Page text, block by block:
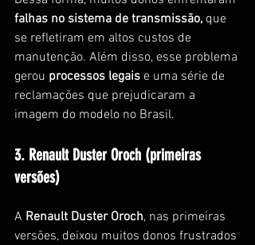
falhas no sistema de transmissão, que
se refletiram em altos custos de
manutenção. Além disso, esse problema
gerou processos legais e uma série de
reclamações que prejudicaram a
imagem do modelo no Brasil.
3. Renault Duster Oroch (primeiras
versões)
A Renault Duster Oroch, nas primeiras
versões, deixou muitos donos frustrados